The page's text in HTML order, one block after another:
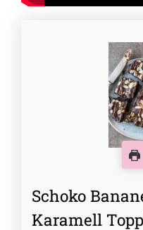
Schoko
Karamell